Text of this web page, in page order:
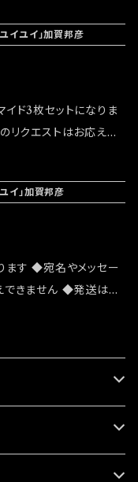
こちらのオンラインシ
い致します ◆発送は12/
なります
イユイ」加賀邦彦
ド3枚セットになりま
リクエストはお応えで
ンショップでのご注文
楽終演後の発送処理
イ」加賀邦彦
ます ◆宛名やメッセー
できません ◆発送はラ
こちらのオンラインシ
い致します ◆千穐楽終